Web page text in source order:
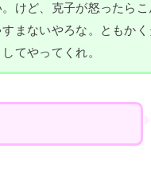
。けど、克子が怒ったら
すまないやろな。ともか
してやってくれ。